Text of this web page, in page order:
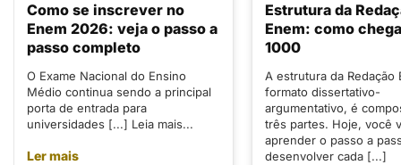
Como se inscrever no
Enem 2026: veja o passo a
passo completo
O Exame Nacional do Ensino
Médio continua sendo a principal
porta de entrada para
universidades [...] Leia mais...
Ler mais
Estrutura da
Enem: como
1000
A estrutura da Redação
formato dissertativo-
argumentativo, é
três partes. Hoje, você
aprender o passo a
desenvolver cada [...]